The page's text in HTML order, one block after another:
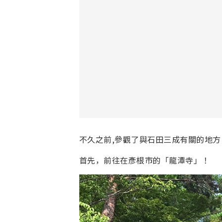
不久之前,參觀了與石田三成有關的地
首先，前往在彥根市的「龍潭寺」！